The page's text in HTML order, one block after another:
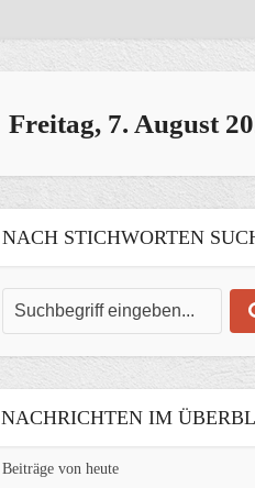
Freitag, 7. August
NACH STICHWORTEN
NACHRICHTEN IM
Beiträge von heute